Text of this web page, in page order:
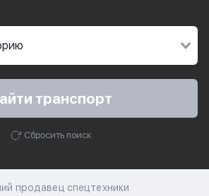
транспорт
Сбросить поиск
продавец спецтехники